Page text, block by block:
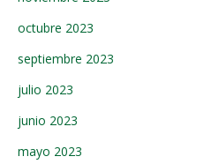
octubre 2023
septiembre 2023
julio 2023
junio 2023
mayo 2023